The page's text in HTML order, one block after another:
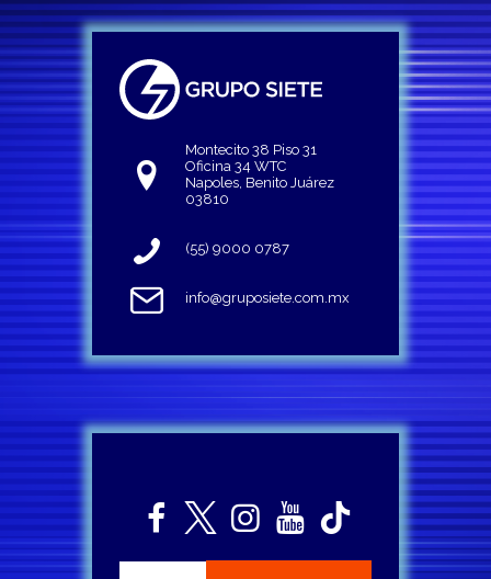
Montecito 38 Piso 31
Oficina 34 WTC
Napoles, Benito Juárez
03810
(55) 9000 0787
info@gruposiete.com.mx